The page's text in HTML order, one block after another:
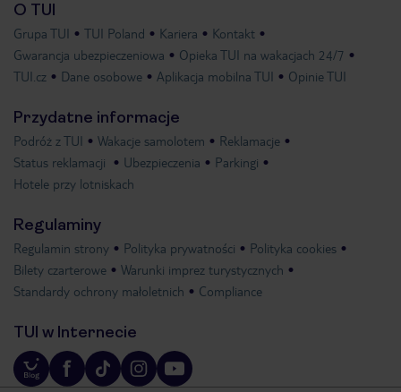
O TUI
Grupa TUI TUI Poland Kariera
Kontakt
Gwarancja ubezpieczeniowa
Opieka TUI na wakacjach 24/7
TUI.cz
Dane osobowe Aplikacja mobilna TUI Opinie TUI
Przydatne informacje
Podróż z TUI Wakacje samolotem
Reklamacje
Status reklamacji
Ubezpieczenia
Parkingi
Hotele przy lotniskach
Regulaminy
Regulamin strony Polityka prywatności
Polityka cookies
Bilety czarterowe
Warunki imprez turystycznych
Standardy ochrony małoletnich
Compliance
TUI w Internecie